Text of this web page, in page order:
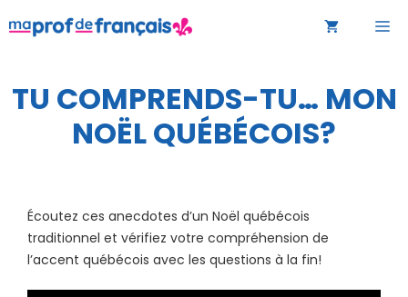
au
TU COMPRENDS-TU… MON
NOËL QUÉBÉCOIS?
Écoutez ces anecdotes d’un Noël québécois
traditionnel et vérifiez votre compréhension de
l’accent québécois avec les questions à la fin!